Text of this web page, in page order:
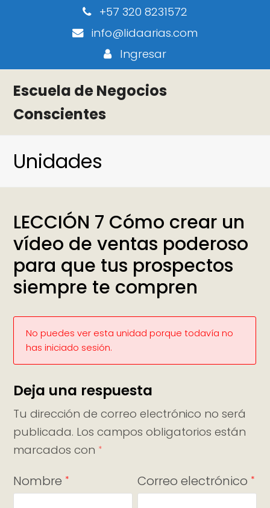
+57 320 8231572
info@lidaarias.com
Ingresar
Escuela de Negocios
Conscientes
Unidades
LECCIÓN 7 Cómo crear un
vídeo de ventas poderoso
para que tus prospectos
siempre te compren
No puedes ver esta unidad porque todavía no
has iniciado sesión.
Deja una respuesta
Tu dirección de correo electrónico no será
publicada. Los campos obligatorios están
marcados con *
Nombre * Correo electrónico *